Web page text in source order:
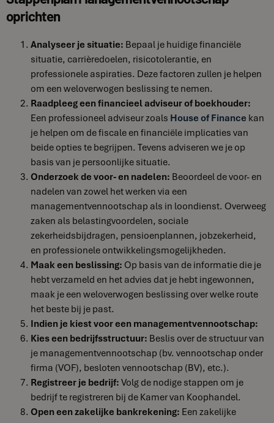
oprichten
Analyseer je situatie: Bepaal je huidige financiële
situatie, carrièredoelen, risicotolerantie, en
professionele aspiraties. Deze factoren zullen je helpen
om een weloverwogen beslissing te nemen.
Raadpleeg een financieel adviseur of boekhouder:
Een professioneel adviseur zoals House of Finance kan
je helpen om de fiscale en financiële implicaties van
beide opties te begrijpen. Tevens adviseren we je op
basis van je persoonlijke situatie.
Onderzoek de voor- en nadelen: Beoordeel de voor- en
nadelen van zowel het werken via een
managementvennootschap als in loondienst. Overweeg
zaken als belastingvoordelen, sociale
zekerheidsbijdragen, pensioenplannen, jobzekerheid,
en professionele ontwikkelingsmogelijkheden.
Maak een beslissing: Op basis van de informatie die je
hebt verzameld en het advies dat je hebt ingewonnen,
maak je een weloverwogen beslissing over welke route
het beste bij je past.
Indien je kiest voor een managementvennootschap:
Kies een bedrijfsstructuur: Beslis over de structuur van
je managementvennootschap (bv. vennootschap onder
firma (VOF), besloten vennootschap (BV), etc.).
Registreer je bedrijf: Volg de nodige stappen om je
bedrijf te registreren bij de Kamer van Koophandel.
Open een zakelijke bankrekening: Een zakelijke